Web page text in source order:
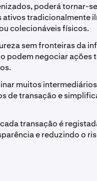
poderá tornar-
ativos tradicionalmente
colecionáveis físicos.
sem fronteiras da
podem negociar ações
muitos
de transação e
transação é
e reduzindo o